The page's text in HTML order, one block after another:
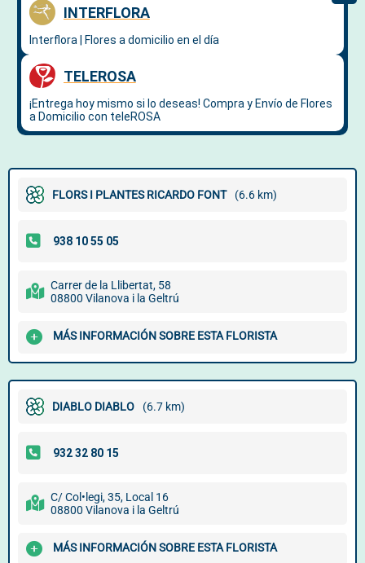
FLORS I PLANTES RICARDO FONT (6.6 km)
Carrer de la Llibertat, 58
08800 Vilanova i la Geltrú
MÁS INFORMACIÓN SOBRE ESTA FLORISTA
DIABLO DIABLO (6.7 km)
C/ Col•legi, 35, Local 16
08800 Vilanova i la Geltrú
MÁS INFORMACIÓN SOBRE ESTA FLORISTA